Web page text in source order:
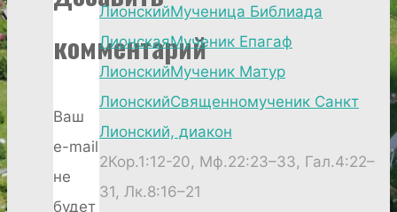
комментарий
Ваш
e-mail
не
будет
ЛионскийМученица Библиада
ЛионскаяМученик Епагаф
ЛионскийМученик Матур
ЛионскийСвященномученик Санкт
Лионский, диакон
2Кор.1:12-20, Мф.22:23–33, Гал.4:22–
31, Лк.8:16–21